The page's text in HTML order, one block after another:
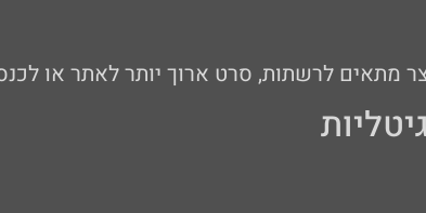
לרשתות, סרט ארוך יותר לאתר או לכנס